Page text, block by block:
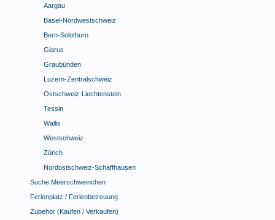
Aargau
Basel-Nordwestschweiz
Bern-Solothurn
Glarus
Graubünden
Luzern-Zentralschweiz
Ostschweiz-Liechtenstein
Tessin
Wallis
Westschweiz
Zürich
Nordostschweiz-Schaffhausen
Suche Meerschweinchen
Ferienplatz / Ferienbetreuung
Zubehör (Kaufen / Verkaufen)